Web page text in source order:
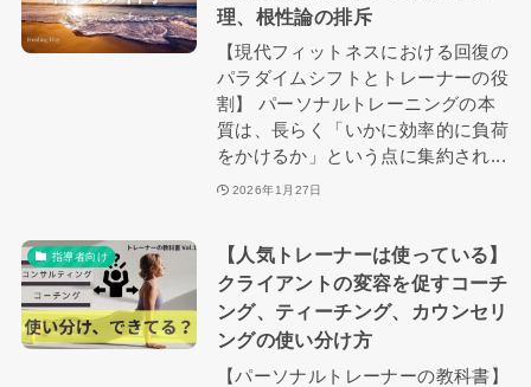
理、根性論の排斥
【現代フィットネスにおける回復の
パラダイムシフトとトレーナーの役
割】 パーソナルトレーニングの本
質は、長らく「いかに効率的に負荷
をかけるか」という点に集約され...
2026年1月27日
指導者向け
【人気トレーナーは使っている】
クライアントの変容を促すコーチ
ング、ティーチング、カウンセリ
ングの使い分け方
【パーソナルトレーナーの教科書】